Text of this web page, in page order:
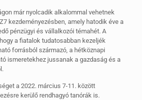
már nyolcadik alkalommal vehetnek
kezdeményezésben, amely hatodik éve a
pénzügyi és vállalkozói témahét. A
a fiatalok tudatosabban kezeljék
forrásból származó, a hétköznapi
ismeretekhez jussanak a gazdaság és a
a 2022. március 7-11. között
kerülő rendhagyó tanórák is.